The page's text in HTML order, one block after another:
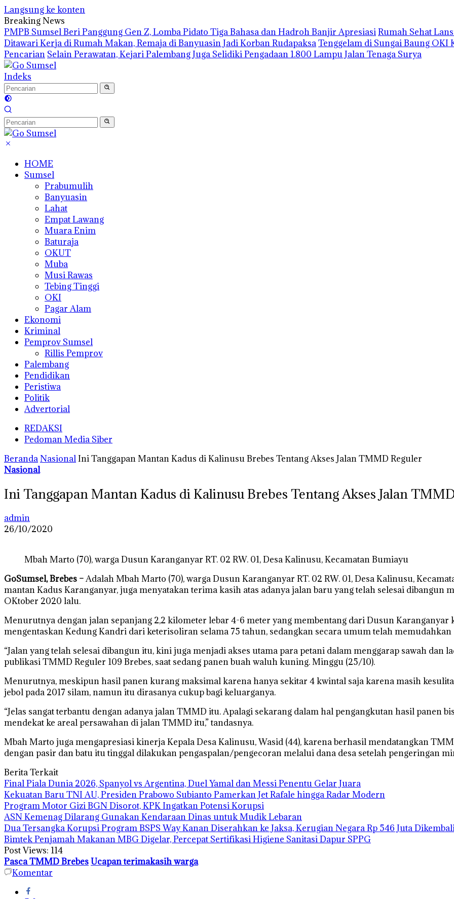
Langsung ke konten
Breaking News
PMPB Sumsel Beri Panggung Gen Z, Lomba Pidato Tiga Bahasa dan Hadroh Banjir ApresiasiRumah Sehat
Ditawari Kerja di Rumah Makan, Remaja di Banyuasin Jadi Korban RudapaksaTenggelam di Sungai Baung
Pencarian Selain Perawatan, Kejari Palembang Juga Selidiki Pengadaan 1.800 Lampu Jalan Tenaga Surya
Indeks
HOME
Sumsel
Prabumulih
Banyuasin
Lahat
Empat Lawang
Muara Enim
Baturaja
OKUT
Muba
Musi Rawas
Tebing Tinggi
OKI
Pagar Alam
Ekonomi
Kriminal
Pemprov Sumsel
Rillis Pemprov
Palembang
Pendidikan
Peristiwa
Politik
Advertorial
REDAKSI
Pedoman Media Siber
BerandaNasionalIni Tanggapan Mantan Kadus di Kalinusu Brebes Tentang Akses Jalan TMMD Reguler
Nasional
Ini Tanggapan Mantan Kadus di Kalinusu Brebes Tentang Akses Jalan
admin
26/10/2020
Mbah Marto (70), warga Dusun Karanganyar RT. 02 RW. 01, Desa Kalinusu, Kecamatan Bumiayu
GoSumsel, Brebes –Adalah Mbah Marto (70), warga Dusun Karanganyar RT. 02 RW. 01, Desa Kalinusu,
mantan Kadus Karanganyar, juga menyatakan terima kasih atas adanya jalan baru yang telah selesai dibangun
OKtober 2020 lalu.
Menurutnya dengan jalan sepanjang 2,2 kilometer lebar 4-6 meter yang membentang dari Dusun
mengentaskan Kedung Kandri dari keterisoliran selama 75 tahun, sedangkan secara umum telah
“Jalan yang telah selesai dibangun itu, kini juga menjadi akses utama para petani dalam menggarap sawah dan
publikasi TMMD Reguler 109 Brebes, saat sedang panen buah waluh kuning. Minggu (25/10).
Menurutnya, meskipun hasil panen kurang maksimal karena hanya sekitar 4 kwintal saja karena masih
jebol pada 2017 silam, namun itu dirasanya cukup bagi keluarganya.
“Jelas sangat terbantu dengan adanya jalan TMMD itu. Apalagi sekarang dalam hal pengangkutan hasil panen
mendekat ke areal persawahan di jalan TMMD itu,” tandasnya.
Mbah Marto juga mengapresiasi kinerja Kepala Desa Kalinusu, Wasid (44), karena berhasil mendatangkan
dengan pasir dan batu itu tinggal dilakukan pengaspalan/pengecoran melalui dana desa setelah pengeringan
Berita Terkait
Final Piala Dunia 2026, Spanyol vs Argentina, Duel Yamal dan Messi Penentu Gelar Juara
Kekuatan Baru TNI AU, Presiden Prabowo Subianto Pamerkan Jet Rafale hingga Radar Modern
Program Motor Gizi BGN Disorot, KPK Ingatkan Potensi Korupsi
ASN Kemenag Dilarang Gunakan Kendaraan Dinas untuk Mudik Lebaran
Dua Tersangka Korupsi Program BSPS Way Kanan Diserahkan ke Jaksa, Kerugian Negara Rp 546 Juta
Bimtek Penjamah Makanan MBG Digelar, Percepat Sertifikasi Higiene Sanitasi Dapur SPPG
Post Views: 114
Pasca TMMD BrebesUcapan terimakasih warga
Komentar